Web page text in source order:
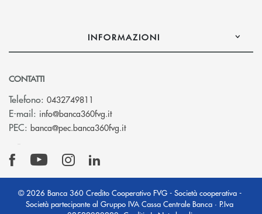
INFORMAZIONI
CONTATTI
Telefono: 0432749811
E-mail: info@banca360fvg.it(si apre l’app di posta elettronica)
PEC: banca@pec.banca360fvg.it(si apre l’app di posta elettronica)
© 2026 Banca 360 Credito Cooperativo FVG - Società cooperativa -
Società partecipante al Gruppo IVA Cassa Centrale Banca · P.Iva